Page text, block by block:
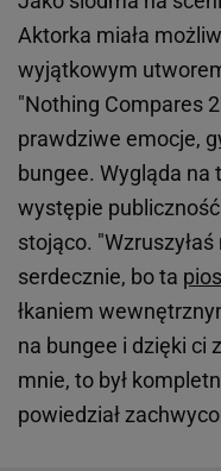
Aktorka miała
wyjątkowym
"Nothing Compares
prawdziwe emocje,
bungee. Wygląda na
występie
stojąco.
serdecznie, bo ta
łkaniem
na bungee i dzięki ci
mnie, to był
powiedział